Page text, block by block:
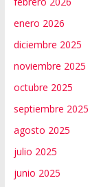
enero 2026
diciembre 2025
noviembre 2025
octubre 2025
septiembre 2025
agosto 2025
julio 2025
junio 2025